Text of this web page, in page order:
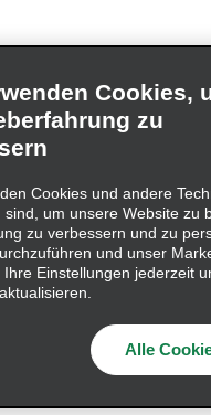
Nutzungsbedingungen
Richtlinie
(LkSG)
nach dem
Holdings, Inc. Alle
Cookies,
zu
Cookies und andere
sind, um unsere Website zu
zu verbessern und zu
und unser
Ihre Einstellungen jederzeit
Alle